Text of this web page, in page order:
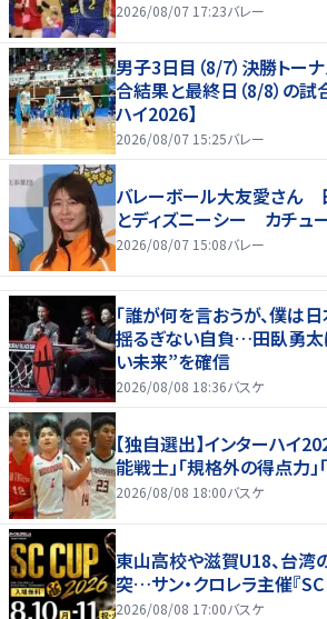
2026/08/07 17:23バレー
男子3日目（8/7）決勝トー
合結果と最終日（8/8）の試
ハイ2026】
2026/08/07 15:25バレー
バレーボール大友愛さん
とディズニーシー カチュ
2026/08/07 15:08バレー
「誰が何を言おうが、僕は
揺るぎない自負…田臥勇太
い未来”を確信
2026/08/08 18:36バスケ
【独自選出】インターハイ
能戦士」「規格外の得点力」
2026/08/08 18:00バスケ
東山高校や滋賀U18、台湾
突…サン・クロレラ主催『
2026/08/08 17:00バスケ